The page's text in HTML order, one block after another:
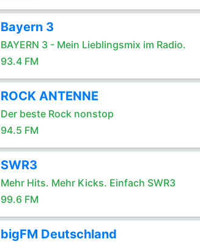
Bayern 3
BAYERN 3 - Mein Lieblingsmix im Radio.
93.4 FM
ROCK ANTENNE
Der beste Rock nonstop
94.5 FM
SWR3
Mehr Hits. Mehr Kicks. Einfach SWR3
99.6 FM
bigFM Deutschland